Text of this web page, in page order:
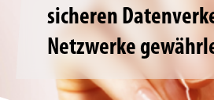
sicheren
Netzwerke